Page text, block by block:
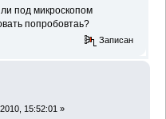
под микроскопом
попробовтаь?
Записан
15:52:01 »